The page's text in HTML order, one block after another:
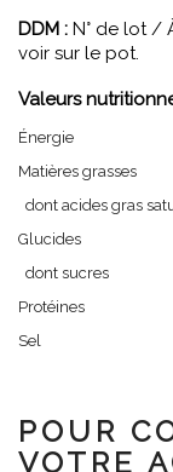
DDM : N° de lot /
voir sur le pot.
Valeurs
Énergie
Matières grasses
dont acides gras
Glucides
dont sucres
Protéines
Sel
POUR
VOTRE